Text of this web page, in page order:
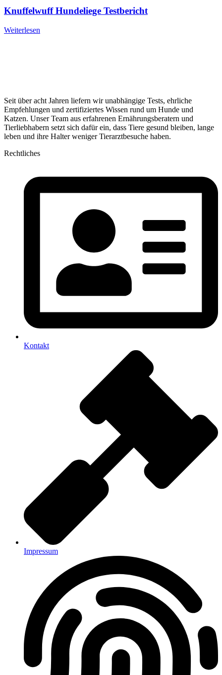
Knuffelwuff Hundeliege Testbericht
Weiterlesen
Seit über acht Jahren liefern wir unabhängige Tests, ehrliche
Empfehlungen und zertifiziertes Wissen rund um Hunde und
Katzen. Unser Team aus erfahrenen Ernährungsberatern und
Tierliebhabern setzt sich dafür ein, dass Tiere gesund bleiben, lange
leben und ihre Halter weniger Tierarztbesuche haben.
Rechtliches
Kontakt
Impressum